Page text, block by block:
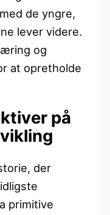
de yngre,
lever videre.
og
at opretholde
på
der
primitive